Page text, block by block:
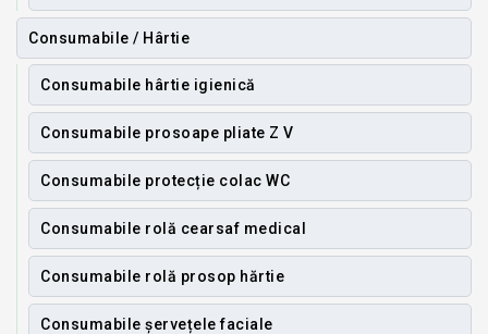
Consumabile / Hârtie
Consumabile hârtie igienică
Consumabile prosoape pliate Z V
Consumabile protecție colac WC
Consumabile rolă cearsaf medical
Consumabile rolă prosop hărtie
Consumabile șervețele faciale